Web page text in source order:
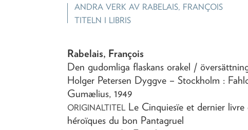
ANDRA VERK AV RABELAIS, FRANÇOIS
TITELN I LIBRIS
Rabelais, François
Den gudomliga flaskans orakel /
Holger Petersen Dyggve – Stockholm :
Gumælius,1949
ORIGINALTITEL Le Cinquiesïe et dernier
héroïques du bon Pantagruel